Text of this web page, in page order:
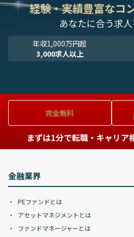
経験・実績豊富なコ
あなたに合う求
年収1,000万円超
3,000求人以上
完全無料
まずは1分で転職・キャリア
金融業界
PEファンドとは
アセットマネジメントとは
ファンドマネージャーとは